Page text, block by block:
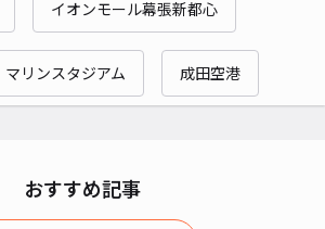
イオンモール幕張新都心
マリンスタジアム 成田空港
おすすめ記事